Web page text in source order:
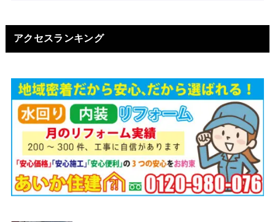
アクセスランキング